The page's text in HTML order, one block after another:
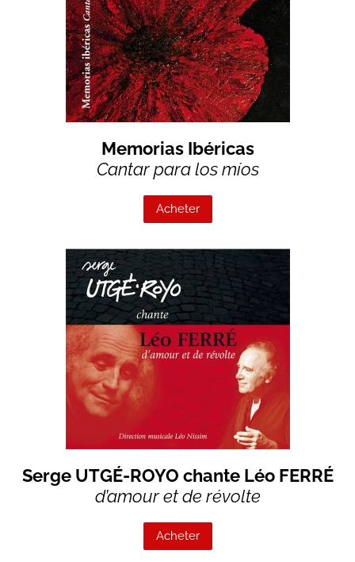
Memorias Ibéricas
Cantar para los míos
Acheter
Serge UTGÉ-ROYO chante Léo FERRÉ
d’amour et de révolte
Acheter